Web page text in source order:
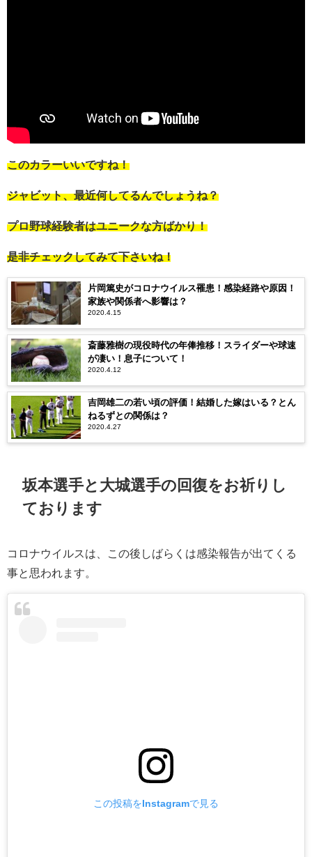
このカラーいいですね！
ジャビット、最近何してるんでしょうね？
プロ野球経験者はユニークな方ばかり！
是非チェックしてみて下さいね！
片岡篤史がコロナウイルス罹患！感染経路や原因！
家族や関係者へ影響は？
2020.4.15
斎藤雅樹の現役時代の年俸推移！スライダーや球速
が凄い！息子について！
2020.4.12
吉岡雄二の若い頃の評価！結婚した嫁はいる？とん
ねるずとの関係は？
2020.4.27
坂本選手と大城選手の回復をお祈りし
ております
コロナウイルスは、この後しばらくは感染報告が出てくる
事と思われます。
この投稿をInstagramで見る